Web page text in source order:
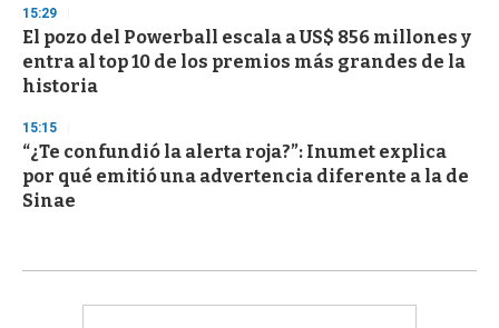
15:29
El pozo del Powerball escala a US$ 856 millones y
entra al top 10 de los premios más grandes de la
historia
15:15
“¿Te confundió la alerta roja?”: Inumet explica
por qué emitió una advertencia diferente a la de
Sinae